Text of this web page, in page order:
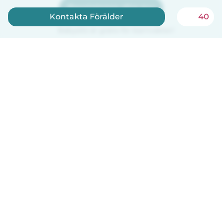
Registrera dig nu
Kontakta Förälder 40